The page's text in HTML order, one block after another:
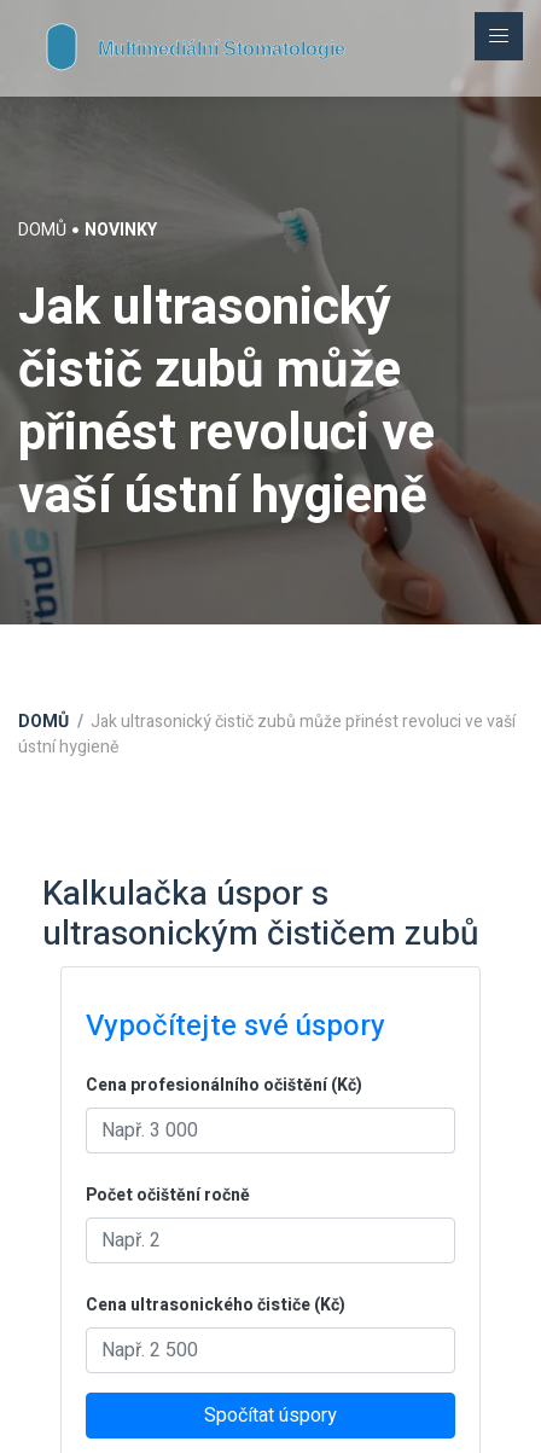
DOMŮ NOVINKY
Jak ultrasonický
čistič zubů může
přinést revoluci ve
vaší ústní hygieně
DOMŮ
Jak ultrasonický čistič zubů může přinést revoluci ve vaší
ústní hygieně
Kalkulačka úspor s
ultrasonickým čističem zubů
Vypočítejte své úspory
Cena profesionálního očištění (Kč)
Počet očištění ročně
Cena ultrasonického čističe (Kč)
Spočítat úspory